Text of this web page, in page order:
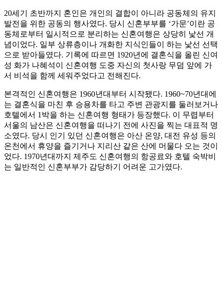
20세기 초반까지 혼인은 개인의 결합이 아니라 공동체의 유지
발전을 위한 공동의 행사였다. 당시 신혼부부를 ‘가문’이란 공
동체로부터 일시적으로 분리하는 신혼여행은 상당히 낯선 개
념이었다. 일부 상류층이나 개화한 지식인들이 하는 낯선 선택
으로 받아들였다. 기록에 따르면 1920년에 결혼식을 올린 신여
성 화가 나혜석이 신혼여행 도중 자신의 첫사랑 무덤 앞에 가
서 비석을 함께 세워주었다고 전해진다.
본격적인 신혼여행은 1960년대부터 시작됐다. 1960~70년대에
는 결혼식을 마친 후 승용차를 타고 주변 관광지를 둘러보거나
호텔에서 1박을 하는 신혼여행 형태가 등장했다. 이 무렵부터
서울의 남산은 신혼여행을 떠나기 전에 사진을 찍는 대표적 명
소였다. 당시 인기 있던 신혼여행은 아산 온양, 대전 유성 등의
온천에서 휴양을 즐기거나 지리산 같은 산에 머물다 오는 것이
었다. 1970년대까지 제주도 신혼여행의 항공료와 호텔 숙박비
는 일반적인 신혼부부가 감당하기 어려운 고가였다.